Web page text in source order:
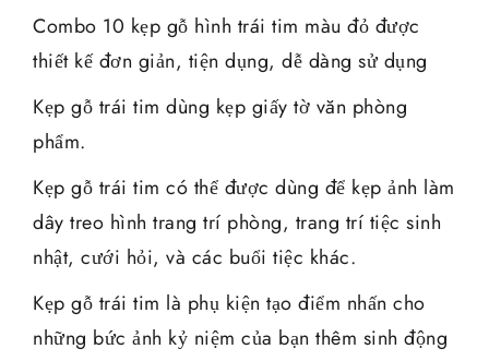
Combo 10 kẹp gỗ hình trái tim màu đỏ được
thiết kế đơn giản, tiện dụng, dễ dàng sử dụng
Kẹp gỗ trái tim dùng kẹp giấy tờ văn phòng
phẩm.
Kẹp gỗ trái tim có thể được dùng để kẹp ảnh làm
dây treo hình trang trí phòng, trang trí tiệc sinh
nhật, cưới hỏi, và các buổi tiệc khác.
Kẹp gỗ trái tim là phụ kiện tạo điểm nhấn cho
những bức ảnh kỷ niệm của bạn thêm sinh động